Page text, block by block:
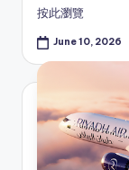
按此瀏覽
June 10, 2026